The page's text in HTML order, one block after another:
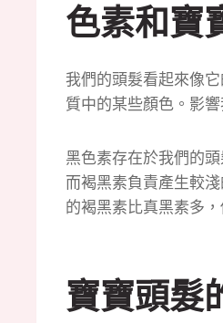
色素和寶
我們的頭髮看起來像
質中的某些顏色。 影
黑色素存在於我們的
而褐黑素負責產生較淺
的褐黑素比真黑素多
寶寶頭髮